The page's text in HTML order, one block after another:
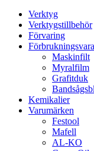
Verktyg
Verktygstillbehör
Förvaring
Förbrukningsvara
Maskinfilt
Myralfilm
Grafitduk
Kemikalier
Varumärken
Festool
Mafell
AL-KO